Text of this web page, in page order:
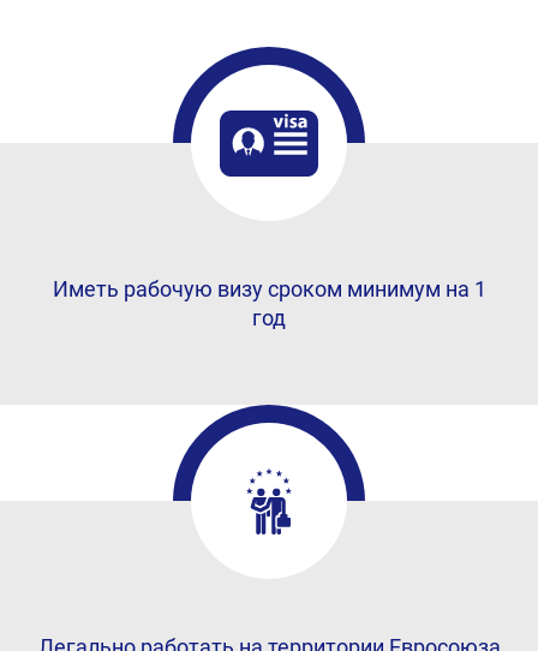
Иметь рабочую визу сроком минимум на 1
год